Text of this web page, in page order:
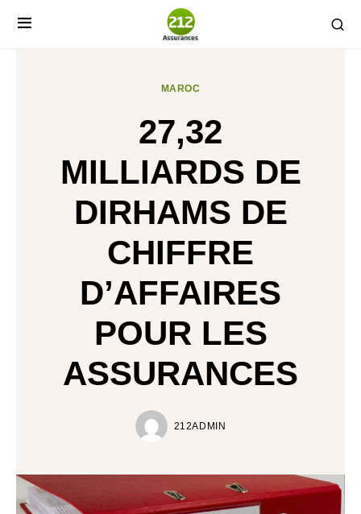
MAROC
27,32
MILLIARDS DE
DIRHAMS DE
CHIFFRE
D’AFFAIRES
POUR LES
ASSURANCES
212ADMIN